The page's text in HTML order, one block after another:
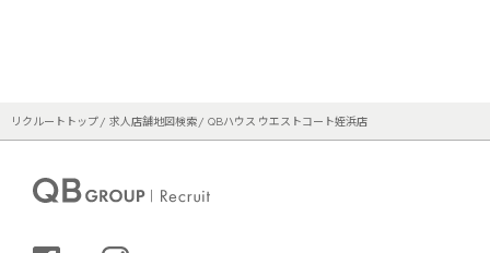
リクルートトップ 求人店舗地図検索 QBハウス ウエストコート姪浜店